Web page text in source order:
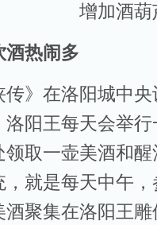
增加酒
热闹多
在洛阳城中央
洛阳王每天会举
领取一壶美酒和
，就是每天中午
聚集在洛阳王